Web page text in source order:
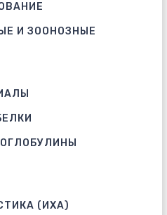
И ЗООНОЗНЫЕ
(ИХА)